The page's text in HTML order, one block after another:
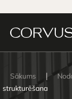
Sākums |
strukturēšana